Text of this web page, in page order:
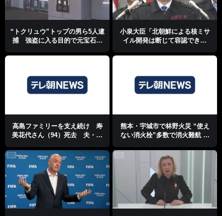
“トクリュウ”トップの男ら5人逮
捕 強盗に入る目的で元宝石店
小泉大臣「北朝鮮による核ミサ
イル開発は断じて容認できな
高島ファミリーを支え続け 寿
美花代さん（94）死去 夫・忠
熊本・宇城市で林野火災 “使え
ない消火栓”多数で消火難航 熊